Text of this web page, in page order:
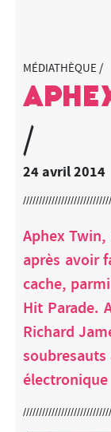
MÉDIATHÈQUE /
/
24 avril 2014
Aphex
après avoir
cache,
Hit Parade.
Richard
soubresauts
électronique